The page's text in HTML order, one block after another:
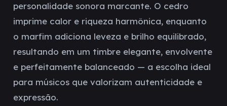
personalidade sonora marcante. O cedro
imprime calor e riqueza harmônica, enquanto
o marfim adiciona leveza e brilho equilibrado,
resultando em um timbre elegante, envolvente
e perfeitamente balanceado — a escolha ideal
para músicos que valorizam autenticidade e
expressão.